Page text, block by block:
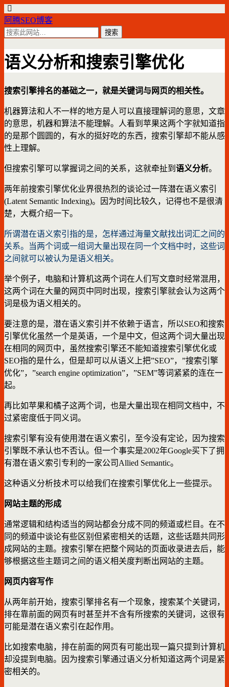
阿腾SEO博客
语义分析和搜索引擎优化
搜索引擎排名的基础之一，就是关键词与网页的相关性。
机器算法和人不一样的地方是人可以直接理解词的意思，文章
的意思，机器和算法不能理解。人看到苹果这两个字就知道指
的是那个圆圆的，有水的挺好吃的东西，搜索引擎却不能从感
性上理解。
但搜索引擎可以掌握词之间的关系，这就牵扯到 语义分析。
两年前搜索引擎优化业界很热烈的谈论过一阵潜在语义索引
(Latent Semantic Indexing)。因为时间比较久，记得也不是很清
楚，大概介绍一下。
所谓潜在语义索引指的是，怎样通过海量文献找出词汇之间的
关系。当两个词或一组词大量出现在同一个文档中时，这些词
之间就可以被认为是语义相关。
举个例子，电脑和计算机这两个词在人们写文章时经常混用，
这两个词在大量的网页中同时出现，搜索引擎就会认为这两个
词是极为语义相关的。
要注意的是，潜在语义索引并不依赖于语言，所以SEO和搜索
引擎优化虽然一个是英语，一个是中文，但这两个词大量出现
在相同的网页中，虽然搜索引擎还不能知道搜索引擎优化或
SEO指的是什么，但是却可以从语义上把”SEO”，”搜索引擎
优化”，”search engine optimization”，”SEM”等词紧紧的连在一
起。
再比如苹果和橘子这两个词，也是大量出现在相同文档中，不
过紧密度低于同义词。
搜索引擎有没有使用潜在语义索引，至今没有定论，因为搜索
引擎既不承认也不否认。但一个事实是2002年Google买下了拥
有潜在语义索引专利的一家公司Allied Semantic。
这种语义分析技术可以给我们在搜索引擎优化上一些提示。
网站主题的形成
通常逻辑和结构适当的网站都会分成不同的频道或栏目。在不
同的频道中谈论有些区别但紧密相关的话题，这些话题共同形
成网站的主题。搜索引擎在把整个网站的页面收录进去后，能
够根据这些主题词之间的语义相关度判断出网站的主题。
网页内容写作
从两年前开始，搜索引擎排名有一个现象，搜索某个关键词，
排在靠前面的网页有时甚至并不含有所搜索的关键词，这很有
可能是潜在语义索引在起作用。
比如搜索电脑，排在前面的网页有可能出现一篇只提到计算机
却没提到电脑。因为搜索引擎通过语义分析知道这两个词是紧
密相关的。